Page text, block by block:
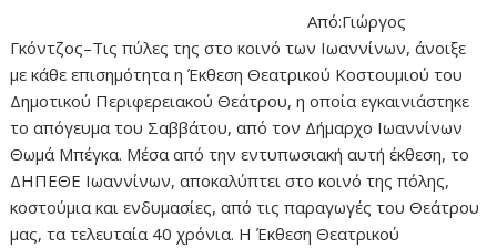
Από:Γιώργος
Γκόντζος–Τις πύλες της στο κοινό των Ιωαννίνων, άνοιξε
με κάθε επισημότητα η Έκθεση Θεατρικού Κοστουμιού του
Δημοτικού Περιφερειακού Θεάτρου, η οποία εγκαινιάστηκε
το απόγευμα του Σαββάτου, από τον Δήμαρχο Ιωαννίνων
Θωμά Μπέγκα. Μέσα από την εντυπωσιακή αυτή έκθεση, το
ΔΗΠΕΘΕ Ιωαννίνων, αποκαλύπτει στο κοινό της πόλης,
κοστούμια και ενδυμασίες, από τις παραγωγές του Θεάτρου
μας, τα τελευταία 40 χρόνια. Η Έκθεση Θεατρικού